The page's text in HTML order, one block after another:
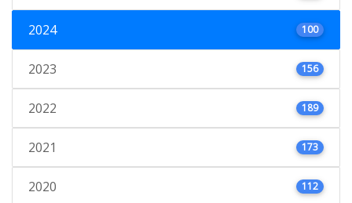
2024 100
2023 156
2022 189
2021 173
2020 112